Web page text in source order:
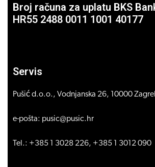
Broj računa za uplatu BKS
HR55 2488 0011 1001 40177
Servis
Pušić d.o.o., Vodnjanska 26, 10000
e-pošta: pusic@pusic.hr
Tel.: +385 1 3028 226, +385 1 3012 090